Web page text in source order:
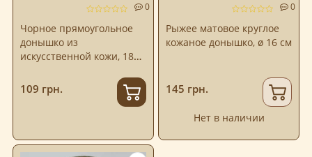
0
Чорное прямоугольное
донышко из
искусственной кожи, 18×8
109 грн.
0
Рыжее матовое круглое
кожаное донышко, ø 16 см
145 грн.
Нет в наличии